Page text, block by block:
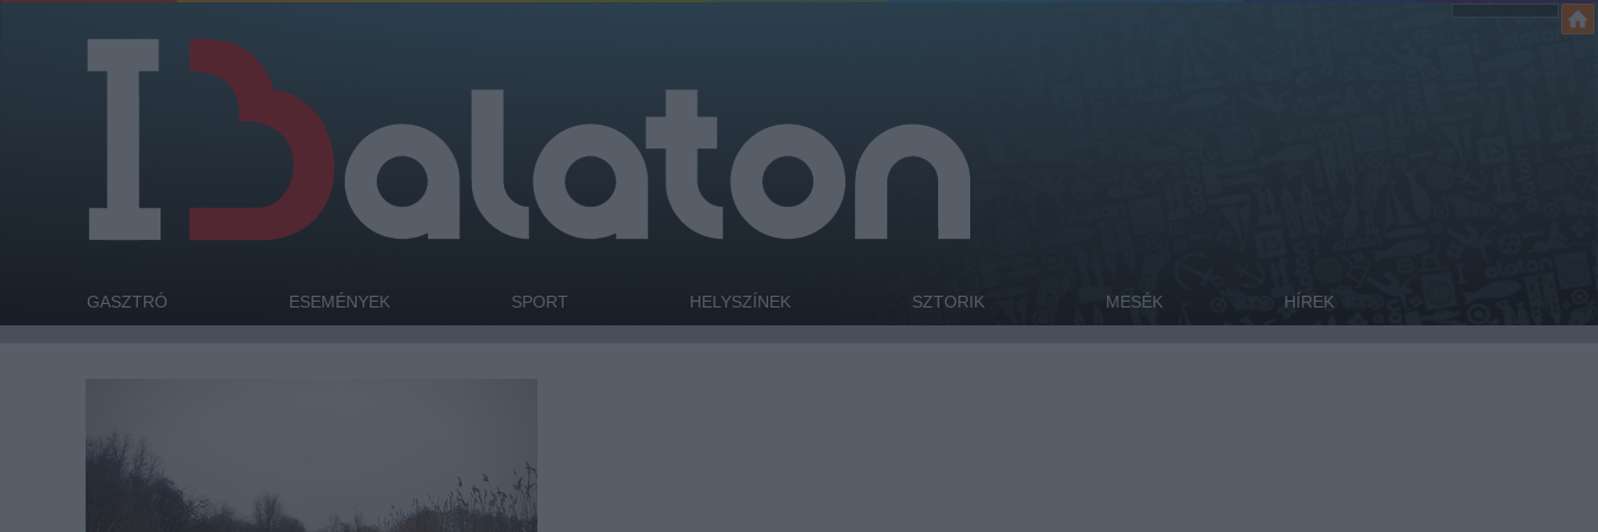
GASZTRÓ ESEMÉNYEK SPORT HELYSZÍNEK SZTORIK MESÉK HÍREK
meleg vizű patakban, ingyen - és nem bánják, ha
nincs infrastruktúra. A kifolyó azonban a téli és a
kora tavaszi időszakban is nagyon szuper
program, igaz, nem fürdésre, hanem evezésre.